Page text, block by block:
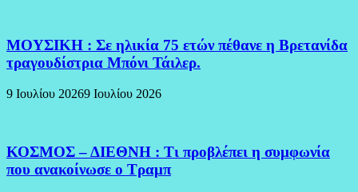
ΜΟΥΣΙΚΗ : Σε ηλικία 75 ετών πέθανε η Βρετανίδα
τραγουδίστρια Μπόνι Τάιλερ.
9 Ιουλίου 20269 Ιουλίου 2026
ΚΟΣΜΟΣ – ΔΙΕΘΝΗ : Τι προβλέπει η συμφωνία
που ανακοίνωσε ο Τραμπ